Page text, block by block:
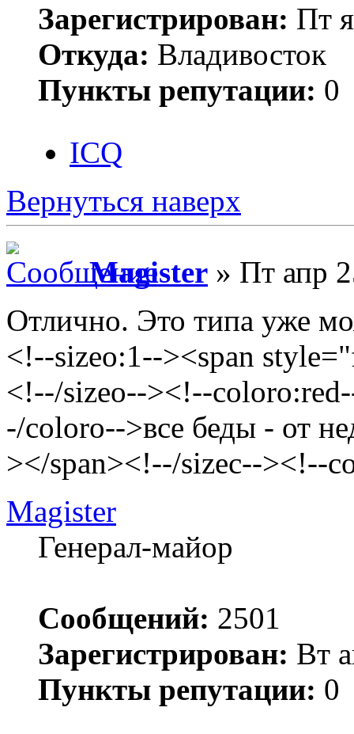
Зарегистрирован: Пт
Откуда: Владивосток
Пункты репутации: 0
ICQ
Вернуться наверх
Magister » Пт апр
Отлично. Это типа уже
<!--sizeo:1--><span
<!--/sizeo--><!--
-/coloro-->все беды - от
></span><!--/sizec--><!--
Magister
Генерал-майор
Сообщений: 2501
Зарегистрирован: Вт
Пункты репутации: 0